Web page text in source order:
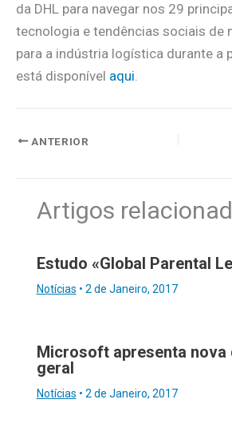
da DHL para navegar nos 29
tecnologia e tendências sociais de
para a indústria logística durante a
está disponível aqui.
ANTERIOR
Artigos
Estudo «Global Parental
Notícias • 2 de Janeiro, 2017
Microsoft apresenta nova
geral
Notícias • 2 de Janeiro, 2017